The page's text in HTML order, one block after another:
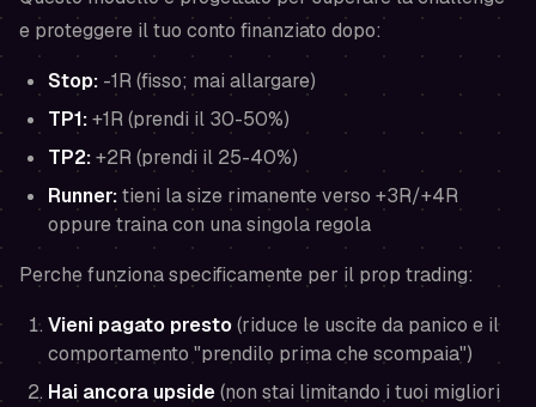
e proteggere il tuo conto finanziato dopo:
Stop: -1R (fisso; mai allargare)
TP1:+1R (prendi il 30-50%)
TP2:+2R (prendi il 25-40%)
Runner:tieni la size rimanente verso +3R/+4R
oppuretraina con una singola regola
Perche funziona specificamente per il prop trading:
Vieni pagato presto(riduce le uscite da panico e il
comportamento "prendilo prima che scompaia")
Hai ancora upside(non stai limitando i tuoi migliori